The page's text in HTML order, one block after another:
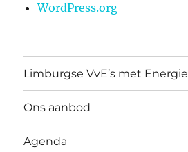
WordPress.org
Limburgse VvE’s met Energie
Ons aanbod
Agenda